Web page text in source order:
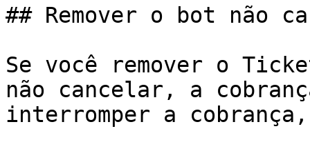
## Remover o bot não
Se você remover o
não cancelar, a
interromper a